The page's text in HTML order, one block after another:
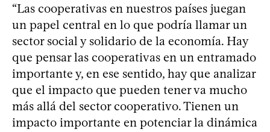
“Las cooperativas en nuestros países juegan
un papel central en lo que podría llamar un
sector social y solidario de la economía. Hay
que pensar las cooperativas en un entramado
importante y, en ese sentido, hay que analizar
que el impacto que pueden tener va mucho
más allá del sector cooperativo. Tienen un
impacto importante en potenciar la dinámica